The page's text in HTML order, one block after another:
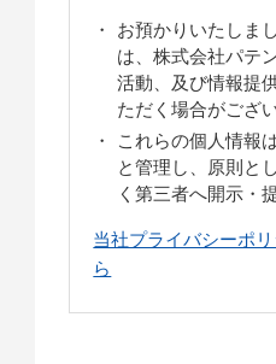
お預かりいたしま
は、株式会社パテ
活動、及び情報提
ただく場合がござ
これらの個人情報
と管理し、原則と
く第三者へ開示・
当社プライバシーポ
ら